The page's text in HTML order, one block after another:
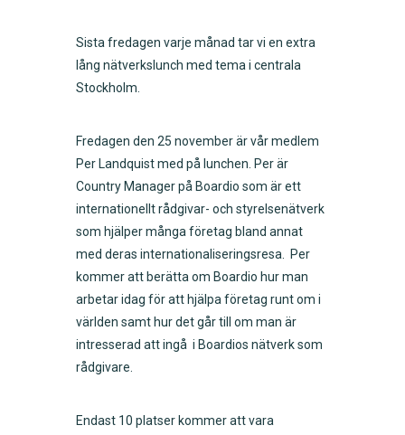
Sista fredagen varje månad tar vi en extra
lång nätverkslunch med tema i centrala
Stockholm.
Fredagen den 25 november är vår medlem
Per Landquist med på lunchen. Per är
Country Manager på Boardio som är ett
internationellt rådgivar- och styrelsenätverk
som hjälper många företag bland annat
med deras internationaliseringsresa. Per
kommer att berätta om Boardio hur man
arbetar idag för att hjälpa företag runt om i
världen samt hur det går till om man är
intresserad att ingå i Boardios nätverk som
rådgivare.
Endast 10 platser kommer att vara